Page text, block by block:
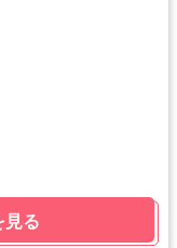
る